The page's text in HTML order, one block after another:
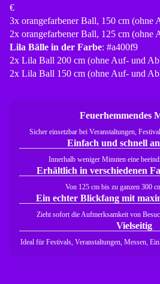
€
3x orangefarbener Ball, 150 cm (ohne
2x orangefarbener Ball, 125 cm (ohne
Lila Bälle in der Farbe: #a400f9
2x Lila Ball 200 cm (ohne Auf- und
2x Lila Ball 150 cm (ohne Auf- und
Feuerhemmendes
Sicher einsetzbar bei Veranstaltungen,
Einfach und schnell
Innerhalb weniger Minuten eine
Erhältlich in verschiedenen
Von 125 cm bis zu ganzen 300
Ein echter Blickfang mit
Zieht sofort die Aufmerksamkeit von
Vielseitig
Ideal für Festivals, Veranstaltungen, Messen,